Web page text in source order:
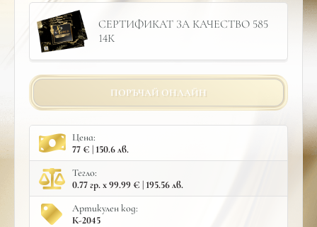
СЕРТИФИКАТ ЗА КАЧЕСТВО 585
14К
ПОРЪЧАЙ ОНЛАЙН
Цена:
77 € | 150.6 лв.
Тегло:
0.77 гр. x 99.99 € | 195.56 лв.
Артикулен код:
К-2045